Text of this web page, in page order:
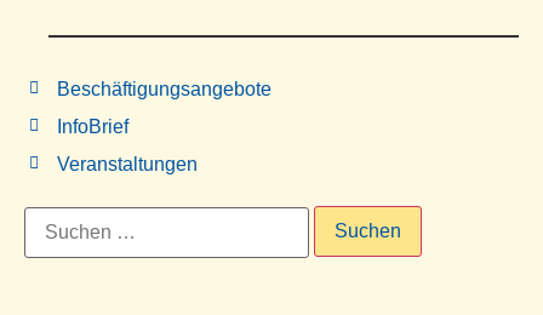
Beschäftigungsangebote
InfoBrief
Veranstaltungen